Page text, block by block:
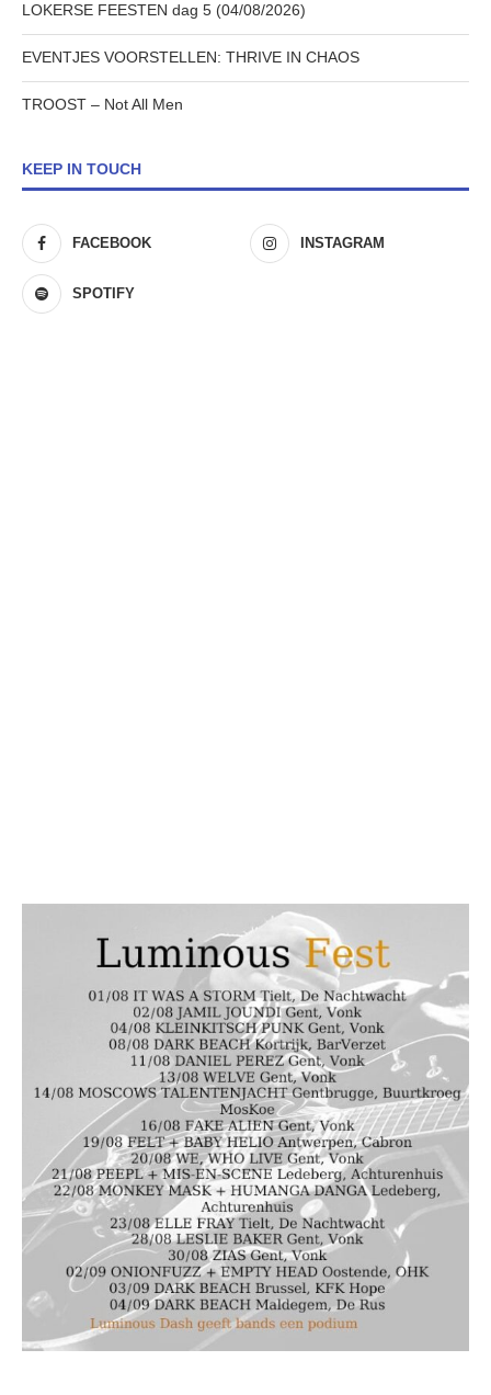
LOKERSE FEESTEN dag 5 (04/08/2026)
EVENTJES VOORSTELLEN: THRIVE IN CHAOS
TROOST – Not All Men
KEEP IN TOUCH
FACEBOOK INSTAGRAM
SPOTIFY